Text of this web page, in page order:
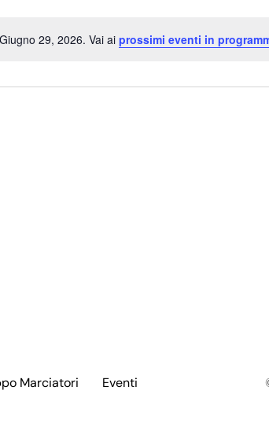
Notice
29, 2026. Vai ai prossimi eventi in
Marciatori Eventi